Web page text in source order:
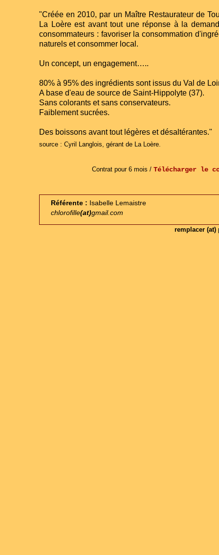
"Créée en 2010, par un Maître Restaurateur de
La Loère est avant tout une réponse à la
consommateurs : favoriser la consommation
naturels et consommer local.
Un concept, un engagement…..
80% à 95% des ingrédients sont issus du Val de
A base d'eau de source de Saint-Hippolyte (37).
Sans colorants et sans conservateurs.
Faiblement sucrées.
Des boissons avant tout légères et désaltérantes."
source : Cyril Langlois, gérant de La Loère.
Contrat pour 6 mois / Télécharger le
Référente : Isabelle Lemaistre
chlorofille(at)gmail.com
remplacer (at)